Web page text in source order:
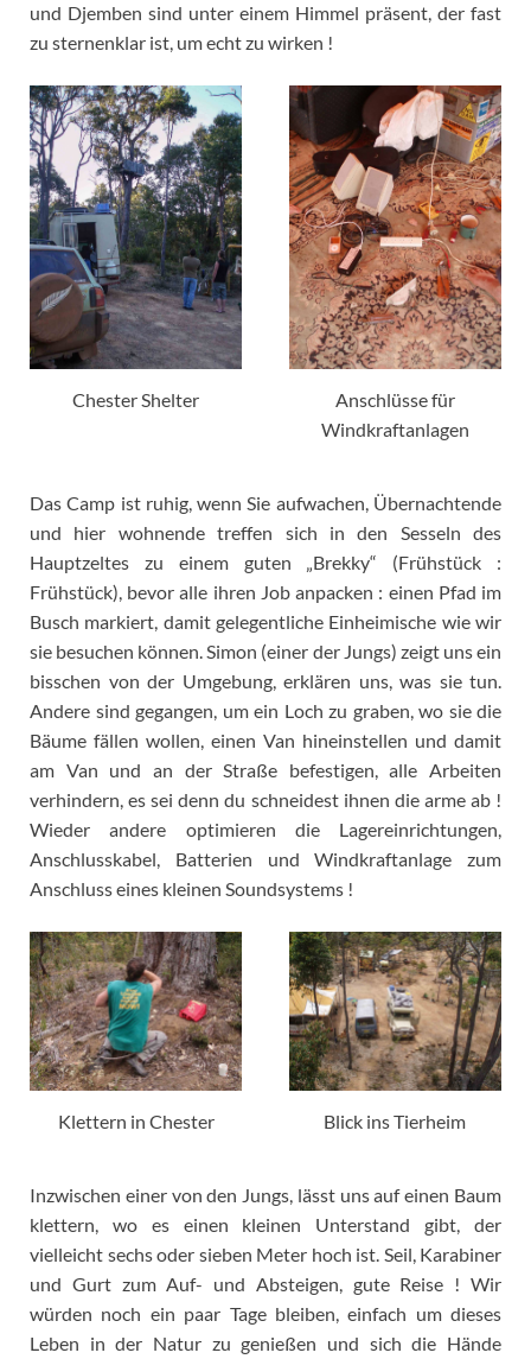
und Djemben sind unter einem Himmel präsent, der fast
zu sternenklar ist, um echt zu wirken !
Chester Shelter
Anschlüsse für
Windkraftanlagen
Das Camp ist ruhig, wenn Sie aufwachen, Übernachtende
und hier wohnende treffen sich in den Sesseln des
Hauptzeltes zu einem guten „Brekky“ (Frühstück :
Frühstück), bevor alle ihren Job anpacken : einen Pfad im
Busch markiert, damit gelegentliche Einheimische wie wir
sie besuchen können. Simon (einer der Jungs) zeigt uns ein
bisschen von der Umgebung, erklären uns, was sie tun.
Andere sind gegangen, um ein Loch zu graben, wo sie die
Bäume fällen wollen, einen Van hineinstellen und damit
am Van und an der Straße befestigen, alle Arbeiten
verhindern, es sei denn du schneidest ihnen die arme ab !
Wieder andere optimieren die Lagereinrichtungen,
Anschlusskabel, Batterien und Windkraftanlage zum
Anschluss eines kleinen Soundsystems !
Klettern in Chester Blick ins Tierheim
Inzwischen einer von den Jungs, lässt uns auf einen Baum
klettern, wo es einen kleinen Unterstand gibt, der
vielleicht sechs oder sieben Meter hoch ist. Seil, Karabiner
und Gurt zum Auf- und Absteigen, gute Reise ! Wir
würden noch ein paar Tage bleiben, einfach um dieses
Leben in der Natur zu genießen und sich die Hände